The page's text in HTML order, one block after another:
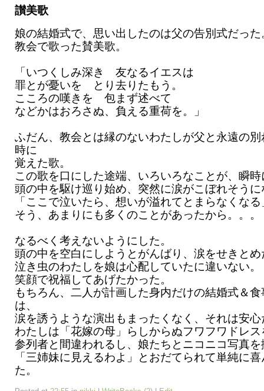
讃美歌
娘の結婚式で、思い出したのは父の告別式だっ
教会で歌った賛美歌。
「いつくしみ深き 友なるイエスは
罪とが憂いを とり去りたもう。
こころの嘆きを 包まず述べて
などかはおろさぬ、負える重荷を。」
ふだん、教会とは縁のないわたしが父と永遠の
時に
覚えた歌。
この歌を口にした途端、いろいろなことが、瞬時
頭の中を駆け巡り始め、突然に涙がこぼれそう
「ここで泣いたら、想いが溢れてとまらなくなる
そう、あまりにも多くのことがあったから。。。
なるべく考えないようにした。
頭の中を空白にしようとがんばり、涙をせきとめ
泣き虫のわたしを娘は心配していたに違いない。
笑顔で祝福してあげたかった。
もちろん、二人が計画した身内だけの結婚式＆
は、
涙を誘うような演出もまったくなく、それは安
わたしは「花嫁の母」らしからぬフワフワドレ
参列者と間違われるし、娘たちとニコニコ写真
「三姉妹に見えるわよ」とおだてられて単純に
た。